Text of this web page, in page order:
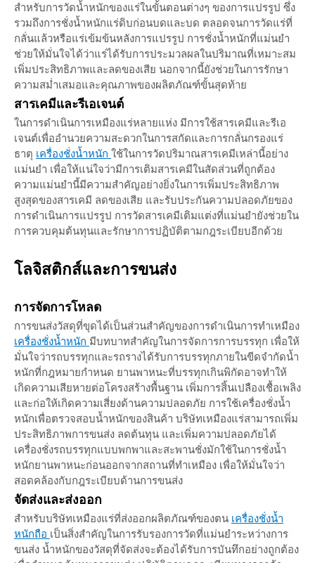
สำหรับการวัดน้ำหนักของแร่ในขั้นตอนต่างๆ ของการแปรรูป ซึ่ง
รวมถึงการชั่งน้ำหนักแร่ดิบก่อนบดและบด ตลอดจนการวัดแร่ที่
กลั่นแล้วหรือแร่เข้มข้นหลังการแปรรูป การชั่งน้ำหนักที่แม่นยำ
ช่วยให้มั่นใจได้ว่าแร่ได้รับการประมวลผลในปริมาณที่เหมาะสม
เพิ่มประสิทธิภาพและลดของเสีย นอกจากนี้ยังช่วยในการรักษา
ความสม่ำเสมอและคุณภาพของผลิตภัณฑ์ขั้นสุดท้าย
สารเคมีและรีเอเจนต์
ในการดำเนินการเหมืองแร่หลายแห่ง มีการใช้สารเคมีและรีเอ
เจนต์เพื่ออำนวยความสะดวกในการสกัดและการกลั่นกรองแร่
ธาตุ เครื่องชั่งน้ำหนัก ใช้ในการวัดปริมาณสารเคมีเหล่านี้อย่าง
แม่นยำ เพื่อให้แน่ใจว่ามีการเติมสารเคมีในสัดส่วนที่ถูกต้อง
ความแม่นยำนี้มีความสำคัญอย่างยิ่งในการเพิ่มประสิทธิภาพ
สูงสุดของสารเคมี ลดของเสีย และรับประกันความปลอดภัยของ
การดำเนินการแปรรูป การวัดสารเคมีเติมแต่งที่แม่นยำยังช่วยใน
การควบคุมต้นทุนและรักษาการปฏิบัติตามกฎระเบียบอีกด้วย
โลจิสติกส์และการขนส่ง
การจัดการโหลด
การขนส่งวัสดุที่ขุดได้เป็นส่วนสำคัญของการดำเนินการทำเหมือง
เครื่องชั่งน้ำหนัก มีบทบาทสำคัญในการจัดการการบรรทุก เพื่อให้
มั่นใจว่ารถบรรทุกและรถรางได้รับการบรรทุกภายในขีดจำกัดน้ำ
หนักที่กฎหมายกำหนด ยานพาหนะที่บรรทุกเกินพิกัดอาจทำให้
เกิดความเสียหายต่อโครงสร้างพื้นฐาน เพิ่มการสิ้นเปลืองเชื้อเพลิง
และก่อให้เกิดความเสี่ยงด้านความปลอดภัย การใช้เครื่องชั่งน้ำ
หนักเพื่อตรวจสอบน้ำหนักของสินค้า บริษัทเหมืองแร่สามารถเพิ่ม
ประสิทธิภาพการขนส่ง ลดต้นทุน และเพิ่มความปลอดภัยได้
เครื่องชั่งรถบรรทุกแบบพกพาและสะพานชั่งมักใช้ในการชั่งน้ำ
หนักยานพาหนะก่อนออกจากสถานที่ทำเหมือง เพื่อให้มั่นใจว่า
สอดคล้องกับกฎระเบียบด้านการขนส่ง
จัดส่งและส่งออก
สำหรับบริษัทเหมืองแร่ที่ส่งออกผลิตภัณฑ์ของตน เครื่องชั่งน้ำ
หนักถือ เป็นสิ่งสำคัญในการรับรองการวัดที่แม่นยำระหว่างการ
ขนส่ง น้ำหนักของวัสดุที่จัดส่งจะต้องได้รับการบันทึกอย่างถูกต้อง